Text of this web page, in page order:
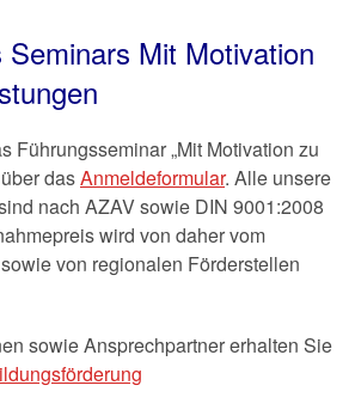
Seminars Mit Motivation
Führungsseminar „Mit Motivation zu
dasAnmeldeformular. Alle unsere
nach AZAV sowie DIN 9001:2008
wird von daher vom
von regionalen Förderstellen
sowie Ansprechpartner erhalten Sie